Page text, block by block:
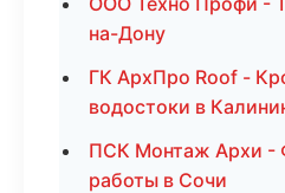
на-Дону
ГК АрхПро Roof -
водостоки в
ПСК Монтаж Архи -
работы в Сочи